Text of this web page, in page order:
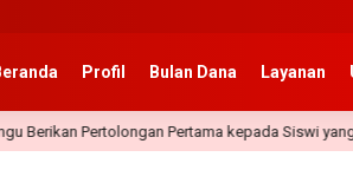
Profil Bulan Dana Layanan
Pertama kepada Siswi yang